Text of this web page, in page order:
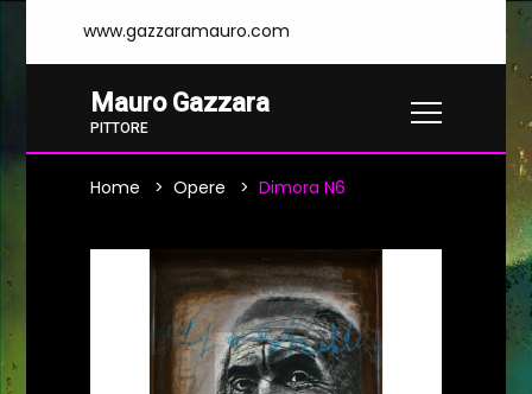
www.gazzaramauro.com
Mauro Gazzara
PITTORE
Home Opere Dimora N6